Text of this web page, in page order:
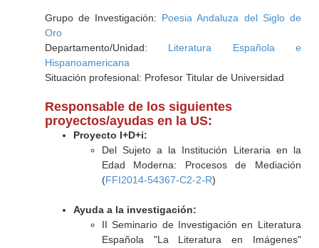
Grupo de Investigación: Poesia Andaluza del Siglo de
Oro
Departamento/Unidad: Literatura Española e
Hispanoamericana
Situación profesional: Profesor Titular de Universidad
Responsable de los siguientes
proyectos/ayudas en la US:
Proyecto I+D+i:
Del Sujeto a la Institución Literaria en la
Edad Moderna: Procesos de Mediación
(FFI2014-54367-C2-2-R)
Ayuda a la investigación:
II Seminario de Investigación en Literatura
Española "La Literatura en Imágenes"